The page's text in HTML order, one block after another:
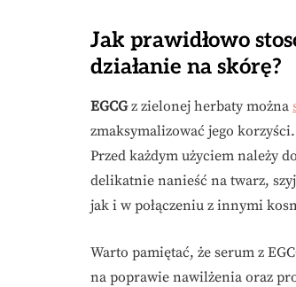
Jak prawidłowo
działanie na skórę?
EGCGz zielonej herbaty można
zmaksymalizować jego
Przed każdym użyciem należy
delikatnie nanieść na twarz,
jak i w połączeniu z innymi
Warto pamiętać, że serum z
na poprawie nawilżenia oraz